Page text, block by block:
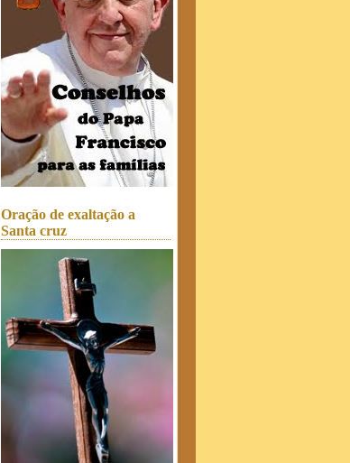
Oração de exaltação a
Santa cruz